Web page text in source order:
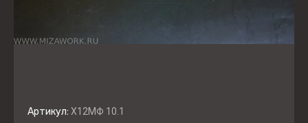
Артикул: Х12МФ 10.1